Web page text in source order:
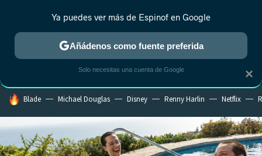
MENÚ NUEVO
ESTRENOS REALITY ANIME RANKINGS CINE
HOY SE HABLA DE
Blade Michael Douglas Disney Renny Harlin Netflix
×
Ya puedes ver más de Espinof en Google
Añádenos como fuente preferida
Solo necesitas una cuenta de Google